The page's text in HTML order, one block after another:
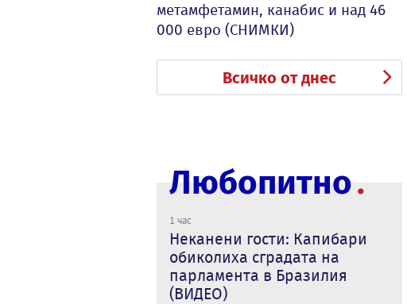
метамфетамин, канабис и над 46
000 евро (СНИМКИ)
Всичко от днес
Любопитно
1 час
Неканени гости: Капибари
обиколиха сградата на
парламента в Бразилия
(ВИДЕО)